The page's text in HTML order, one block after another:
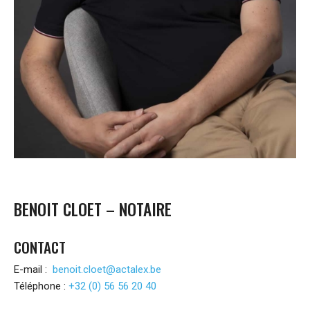
BENOIT CLOET – NOTAIRE
CONTACT
E-mail : benoit.cloet@actalex.be
Téléphone : +32 (0) 56 56 20 40